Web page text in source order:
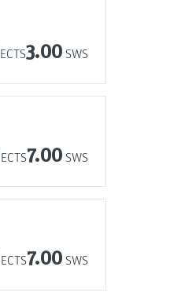
ECTS3.00 SWS
ECTS7.00 SWS
ECTS7.00 SWS